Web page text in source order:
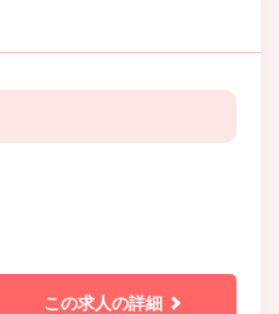
この求人の詳細